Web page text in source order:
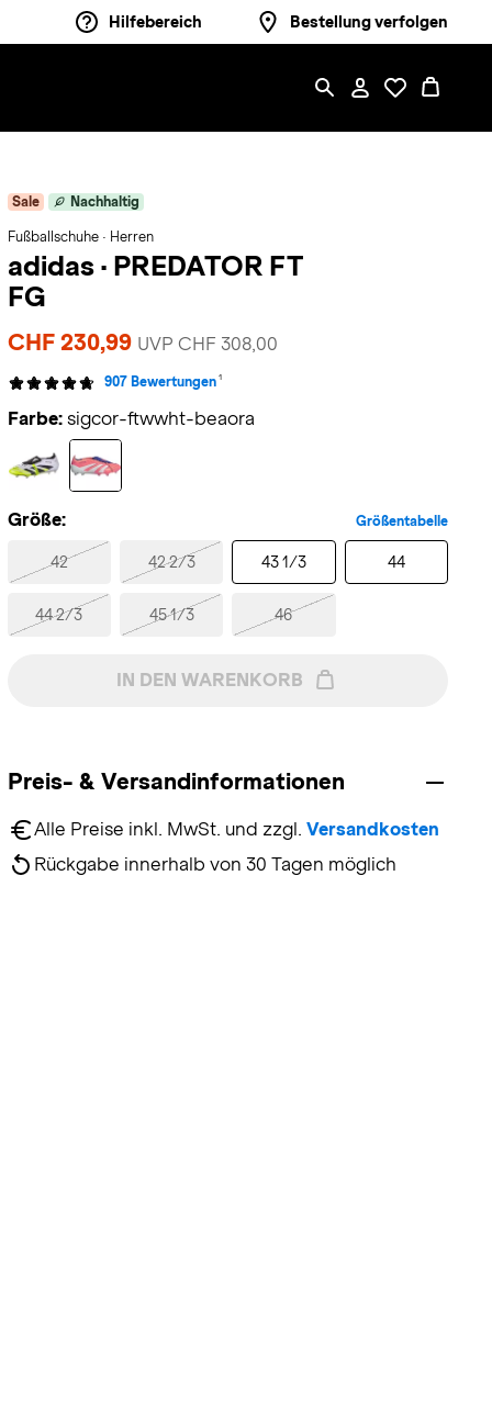
Hilfebereich Bestellung verfolgen
Sale Nachhaltig
Fußballschuhe · Herren
adidas · PREDATOR FT
FG
CHF 230,99 UVP CHF 308,00
907 Bewertungen 1
Farbe: sigcor-ftwwht-beaora
Größe: Größentabelle
42 42 2/3 43 1/3 44
44 2/3 45 1/3 46
IN DEN WARENKORB
Preis- & Versandinformationen
Alle Preise inkl. MwSt. und zzgl. Versandkosten
Rückgabe innerhalb von 30 Tagen möglich